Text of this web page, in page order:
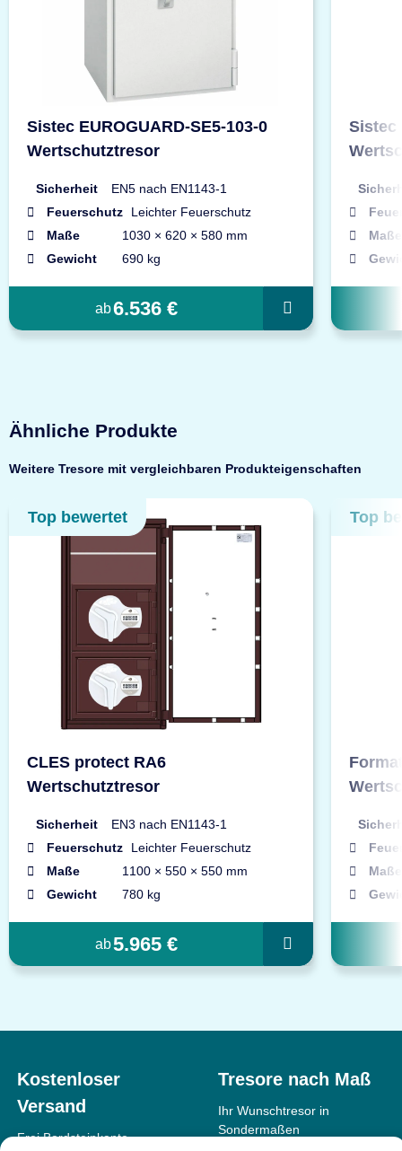
Sistec EUROGUARD-SE5-103-0
Wertschutztresor
Sicherheit
EN5 nach EN1143-1
Feuerschutz
Leichter Feuerschutz
Maße
1030 × 620 × 580 mm
Gewicht
690 kg
ab6.536 €
Sistec
Maße
Ähnliche Produkte
Weitere Tresore mit vergleichbaren Produkteigenschaften
Top bewertet
CLES protect RA6
Wertschutztresor
Sicherheit
EN3 nach EN1143-1
Feuerschutz
Leichter Feuerschutz
Maße
1100 × 550 × 550 mm
Gewicht
780 kg
ab5.965 €
Top
Maße
Kostenloser
Versand
Frei Bordsteinkante
Tresore nach Maß
Ihr Wunschtresor in
Sondermaßen